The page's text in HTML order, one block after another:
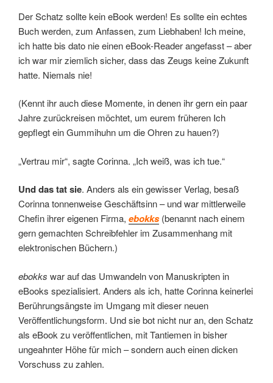
Der Schatz sollte kein eBook werden! Es sollte ein echtes
Buch werden, zum Anfassen, zum Liebhaben! Ich meine,
ich hatte bis dato nie einen eBook-Reader angefasst – aber
ich war mir ziemlich sicher, dass das Zeugs keine Zukunft
hatte. Niemals nie!
(Kennt ihr auch diese Momente, in denen ihr gern ein paar
Jahre zurückreisen möchtet, um eurem früheren Ich
gepflegt ein Gummihuhn um die Ohren zu hauen?)
„Vertrau mir“, sagte Corinna. „Ich weiß, was ich tue.“
Und das tat sie. Anders als ein gewisser Verlag, besaß
Corinna tonnenweise Geschäftsinn – und war mittlerweile
Chefin ihrer eigenen Firma, ebokks(benannt nach einem
gern gemachten Schreibfehler im Zusammenhang mit
elektronischen Büchern.)
ebokks war auf das Umwandeln von Manuskripten in
eBooks spezialisiert. Anders als ich, hatte Corinna keinerlei
Berührungsängste im Umgang mit dieser neuen
Veröffentlichungsform. Und sie bot nicht nur an, den Schatz
als eBook zu veröffentlichen, mit Tantiemen in bisher
ungeahnter Höhe für mich – sondern auch einen dicken
Vorschuss zu zahlen.